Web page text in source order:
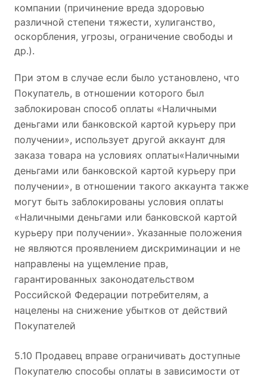
компании (причинение вреда здоровью
различной степени тяжести, хулиганство,
оскорбления, угрозы, ограничение свободы и
др.).
При этом в случае если было установлено, что
Покупатель, в отношении которого был
заблокирован способ оплаты «Наличными
деньгами или банковской картой курьеру при
получении», использует другой аккаунт для
заказа товара на условиях оплаты«Наличными
деньгами или банковской картой курьеру при
получении», в отношении такого аккаунта также
могут быть заблокированы условия оплаты
«Наличными деньгами или банковской картой
курьеру при получении». Указанные положения
не являются проявлением дискриминации и не
направлены на ущемление прав,
гарантированных законодательством
Российской Федерации потребителям, а
нацелены на снижение убытков от действий
Покупателей
5.10 Продавец вправе ограничивать доступные
Покупателю способы оплаты в зависимости от